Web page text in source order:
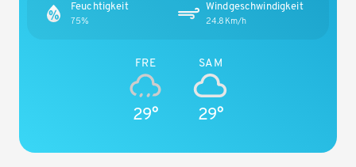
Feuchtigkeit
75%
Windgeschwindigkeit
24.8Km/h
FRE
29°
SAM
29°